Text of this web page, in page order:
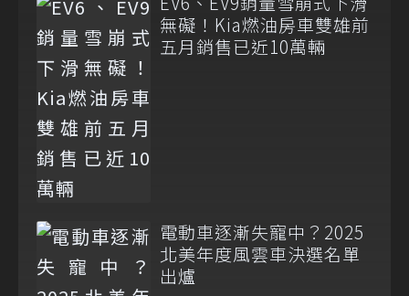
無礙！Kia燃油房車雙雄前
五月銷售已近10萬輛
電動車逐漸失寵中？2025
北美年度風雲車決選名單
出爐